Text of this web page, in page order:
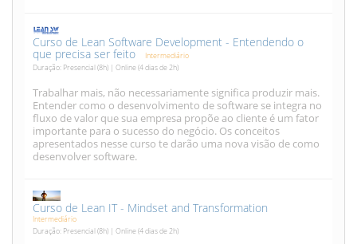
Curso de Lean Software Development - Entendendo o
que precisa ser feito
Intermediário
Duração: Presencial (8h) | Online (4 dias de 2h)
Trabalhar mais, não necessariamente significa produzir mais.
Entender como o desenvolvimento de software se integra no
fluxo de valor que sua empresa propõe ao cliente é um fator
importante para o sucesso do negócio. Os conceitos
apresentados nesse curso te darão uma nova visão de como
desenvolver software.
Curso de Lean IT - Mindset and Transformation
Intermediário
Duração: Presencial (8h) | Online (4 dias de 2h)